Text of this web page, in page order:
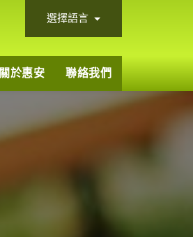
選擇語言
關於惠安 聯絡我們